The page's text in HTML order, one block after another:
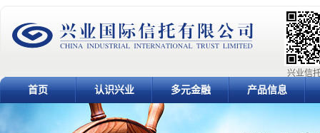
兴业信
首页 认识兴业 多元金融 产品信息